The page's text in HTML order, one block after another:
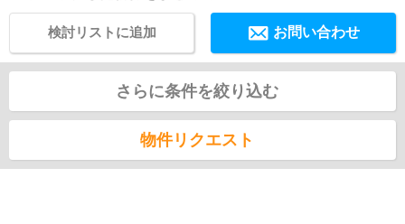
お問い合わせ
検討リストに追加
さらに条件を絞り込む
物件リクエスト